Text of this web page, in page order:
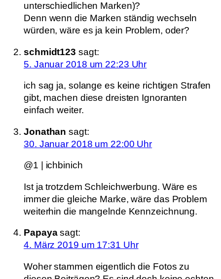
unterschiedlichen Marken)?
Denn wenn die Marken ständig wechseln
würden, wäre es ja kein Problem, oder?
schmidt123 sagt:
5. Januar 2018 um 22:23 Uhr
ich sag ja, solange es keine richtigen Strafen
gibt, machen diese dreisten Ignoranten
einfach weiter.
Jonathan sagt:
30. Januar 2018 um 22:00 Uhr
@1 | ichbinich
Ist ja trotzdem Schleichwerbung. Wäre es
immer die gleiche Marke, wäre das Problem
weiterhin die mangelnde Kennzeichnung.
Papaya sagt:
4. März 2019 um 17:31 Uhr
Woher stammen eigentlich die Fotos zu